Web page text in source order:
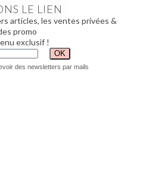
LE LIEN
articles, les ventes privées &
promo
exclusif !
des newsletters par mails